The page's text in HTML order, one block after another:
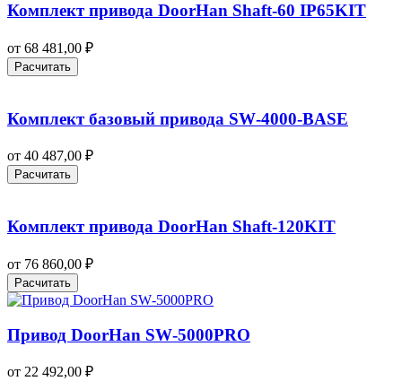
Комплект привода DoorHan Shaft-60 IP65KIT
от 68 481,00 ₽
Расчитать
Комплект базовый привода SW‑4000‑BASE
от 40 487,00 ₽
Расчитать
Комплект привода DoorHan Shaft-120KIT
от 76 860,00 ₽
Расчитать
Привод DoorHan SW‑5000PRO
от 22 492,00 ₽